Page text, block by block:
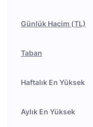
Günlük Hacim (TL)
Taban
Haftalık En Yüksek
Aylık En Yüksek